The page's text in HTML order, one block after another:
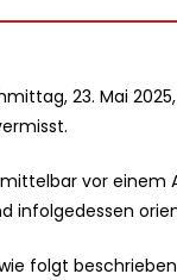
23. Mai
vor einem
infolgedessen
folgt